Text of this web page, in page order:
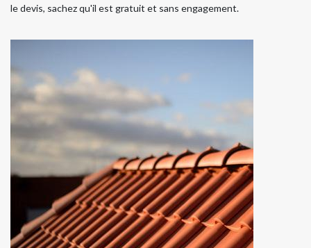
le devis, sachez qu'il est gratuit et sans engagement.